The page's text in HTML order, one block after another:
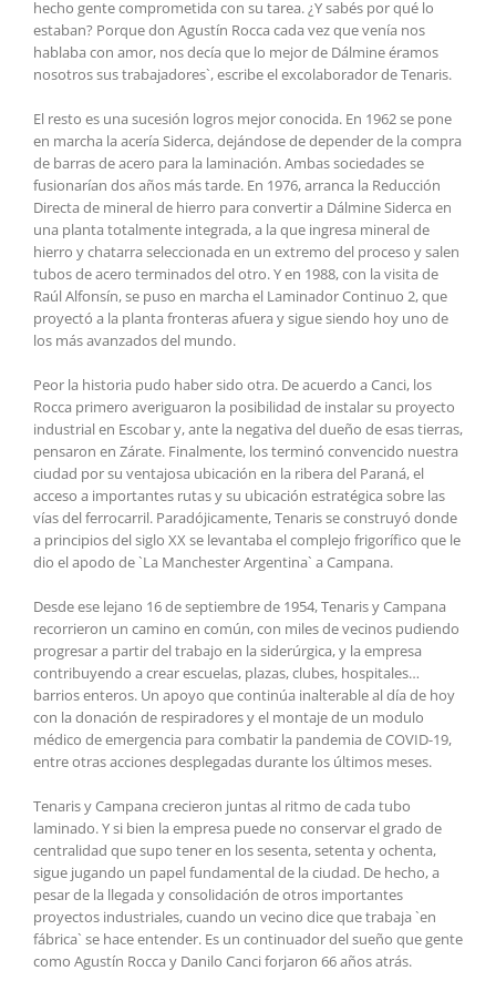
hecho gente comprometida con su tarea. ¿Y sabés por qué lo
estaban? Porque don Agustín Rocca cada vez que venía nos
hablaba con amor, nos decía que lo mejor de Dálmine éramos
nosotros sus trabajadores`, escribe el excolaborador de Tenaris.
El resto es una sucesión logros mejor conocida. En 1962 se pone
en marcha la acería Siderca, dejándose de depender de la compra
de barras de acero para la laminación. Ambas sociedades se
fusionarían dos años más tarde. En 1976, arranca la Reducción
Directa de mineral de hierro para convertir a Dálmine Siderca en
una planta totalmente integrada, a la que ingresa mineral de
hierro y chatarra seleccionada en un extremo del proceso y salen
tubos de acero terminados del otro. Y en 1988, con la visita de
Raúl Alfonsín, se puso en marcha el Laminador Continuo 2, que
proyectó a la planta fronteras afuera y sigue siendo hoy uno de
los más avanzados del mundo.
Peor la historia pudo haber sido otra. De acuerdo a Canci, los
Rocca primero averiguaron la posibilidad de instalar su proyecto
industrial en Escobar y, ante la negativa del dueño de esas tierras,
pensaron en Zárate. Finalmente, los terminó convencido nuestra
ciudad por su ventajosa ubicación en la ribera del Paraná, el
acceso a importantes rutas y su ubicación estratégica sobre las
vías del ferrocarril. Paradójicamente, Tenaris se construyó donde
a principios del siglo XX se levantaba el complejo frigorífico que le
dio el apodo de `La Manchester Argentina` a Campana.
Desde ese lejano 16 de septiembre de 1954, Tenaris y Campana
recorrieron un camino en común, con miles de vecinos pudiendo
progresar a partir del trabajo en la siderúrgica, y la empresa
contribuyendo a crear escuelas, plazas, clubes, hospitales…
barrios enteros. Un apoyo que continúa inalterable al día de hoy
con la donación de respiradores y el montaje de un modulo
médico de emergencia para combatir la pandemia de COVID-19,
entre otras acciones desplegadas durante los últimos meses.
Tenaris y Campana crecieron juntas al ritmo de cada tubo
laminado. Y si bien la empresa puede no conservar el grado de
centralidad que supo tener en los sesenta, setenta y ochenta,
sigue jugando un papel fundamental de la ciudad. De hecho, a
pesar de la llegada y consolidación de otros importantes
proyectos industriales, cuando un vecino dice que trabaja `en
fábrica` se hace entender. Es un continuador del sueño que gente
como Agustín Rocca y Danilo Canci forjaron 66 años atrás.